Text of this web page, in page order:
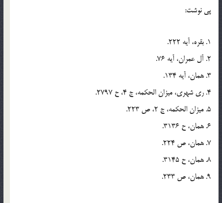
پی نوشت:
1. بقره، آيه 222.
2. آل عمران، آيه 76.
3. همان، آيه 134.
4. رى شهرى، ميزان الحكمه، ج 4، ح 2797.
5. ميزان الحكمه، ج 2، ص 223.
6. همان، ح 3136.
7. همان، ص 224.
8. همان، ح 3145.
9. همان، ص 233.